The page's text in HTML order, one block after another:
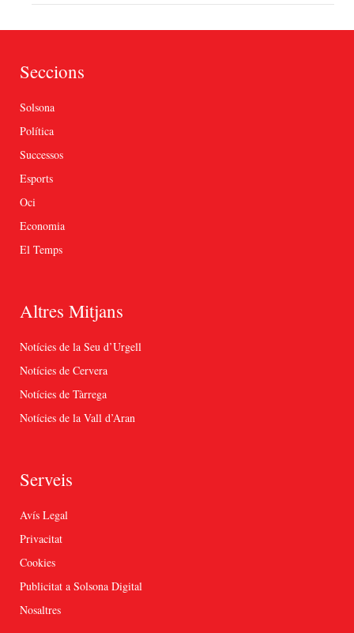
Seccions
Solsona
Política
Successos
Esports
Oci
Economia
El Temps
Altres Mitjans
Notícies de la Seu d’Urgell
Notícies de Cervera
Notícies de Tàrrega
Notícies de la Vall d’Aran
Serveis
Avís Legal
Privacitat
Cookies
Publicitat a Solsona Digital
Nosaltres